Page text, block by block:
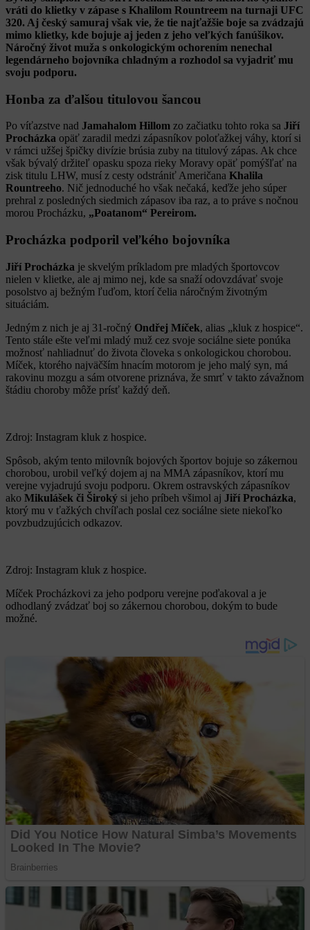
vráti do klietky v zápase s Khalilom Rountreem na turnaji UFC
320. Aj český samuraj však vie, že tie najťažšie boje sa zvádzajú
mimo klietky, kde bojuje aj jeden z jeho veľkých fanúšikov.
Náročný život muža s onkologickým ochorením nenechal
legendárneho bojovníka chladným a rozhodol sa vyjadriť mu
svoju podporu.
Honba za ďalšou titulovou šancou
Po víťazstve nad Jamahalom Hillom zo začiatku tohto roka sa Jiří
Procházka opäť zaradil medzi zápasníkov poloťažkej váhy, ktorí si
v rámci užšej špičky divízie brúsia zuby na titulový zápas. Ak chce
však bývalý držiteľ opasku spoza rieky Moravy opäť pomýšľať na
zisk titulu LHW, musí z cesty odstrániť Američana Khalila
Rountreeho. Nič jednoduché ho však nečaká, keďže jeho súper
prehral z posledných siedmich zápasov iba raz, a to práve s nočnou
morou Procházku, „Poatanom“ Pereirom.
Procházka podporil veľkého bojovníka
Jiří Procházka je skvelým príkladom pre mladých športovcov
nielen v klietke, ale aj mimo nej, kde sa snaží odovzdávať svoje
posolstvo aj bežným ľuďom, ktorí čelia náročným životným
situáciám.
Jedným z nich je aj 31-ročný Ondřej Míček, alias „kluk z hospice“.
Tento stále ešte veľmi mladý muž cez svoje sociálne siete ponúka
možnosť nahliadnuť do života človeka s onkologickou chorobou.
Míček, ktorého najväčším hnacím motorom je jeho malý syn, má
rakovinu mozgu a sám otvorene priznáva, že smrť v takto závažnom
štádiu choroby môže prísť každý deň.
Zdroj: Instagram kluk z hospice.
Spôsob, akým tento milovník bojových športov bojuje so zákernou
chorobou, urobil veľký dojem aj na MMA zápasníkov, ktorí mu
verejne vyjadrujú svoju podporu. Okrem ostravských zápasníkov
ako Mikulášek či Široký si jeho príbeh všimol aj Jiří Procházka,
ktorý mu v ťažkých chvíľach poslal cez sociálne siete niekoľko
povzbudzujúcich odkazov.
Zdroj: Instagram kluk z hospice.
Míček Procházkovi za jeho podporu verejne poďakoval a je
odhodlaný zvádzať boj so zákernou chorobou, dokým to bude
možné.